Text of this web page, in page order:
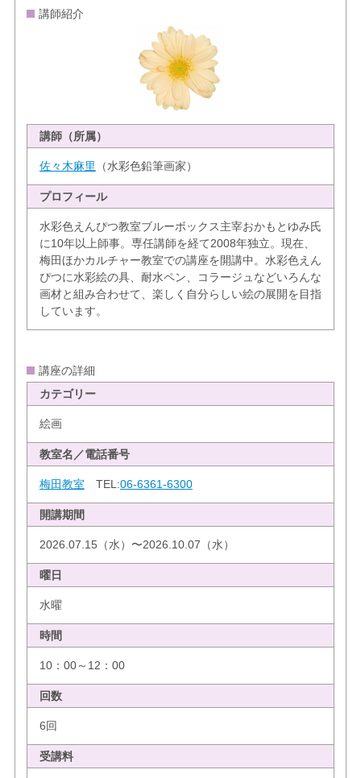
講師紹介
講師（所属）
佐々木麻里 （水彩色鉛筆画家）
プロフィール
水彩色えんぴつ教室ブルーボックス主宰おかもとゆみ氏
に10年以上師事。専任講師を経て2008年独立。現在、
梅田ほかカルチャー教室での講座を開講中。水彩色えん
ぴつに水彩絵の具、耐水ペン、コラージュなどいろんな
画材と組み合わせて、楽しく自分らしい絵の展開を目指
しています。
講座の詳細
カテゴリー
絵画
教室名／電話番号
梅田教室 TEL:06-6361-6300
開講期間
2026.07.15（水）〜2026.10.07（水）
曜日
水曜
時間
10：00～12：00
回数
6回
受講料